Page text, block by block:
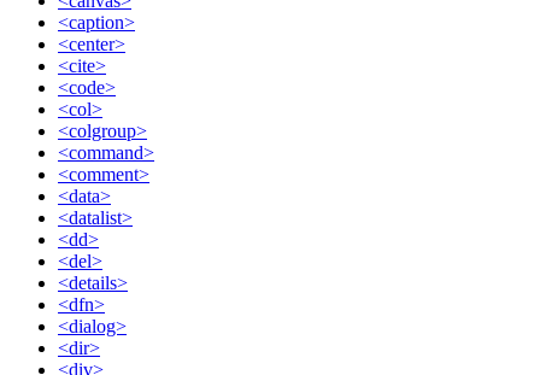
<caption>
<center>
<cite>
<code>
<col>
<colgroup>
<command>
<comment>
<data>
<datalist>
<dd>
<del>
<details>
<dfn>
<dialog>
<dir>
<div>